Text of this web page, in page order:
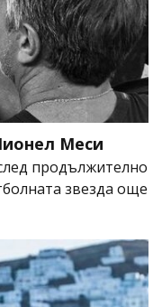
Меси
продължително
звезда още